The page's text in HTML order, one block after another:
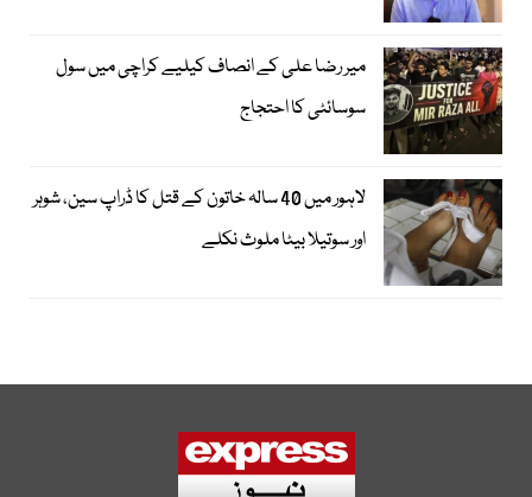
میر رضا علی کے انصاف کیلیے کراچی میں سول
سوسائٹی کا احتجاج
لاہور میں 40 سالہ خاتون کے قتل کا ڈراپ سین، شوہر
اور سوتیلا بیٹا ملوث نکلے